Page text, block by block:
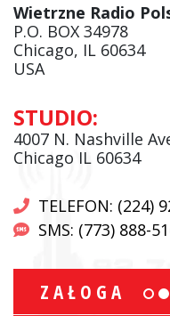
Wietrzne Radio
P.O. BOX 34978
Chicago, IL 60634
USA
STUDIO:
4007 N. Nashville
Chicago IL 60634
TELEFON: (224)
SMS: (773) 888-
ZAŁOGA